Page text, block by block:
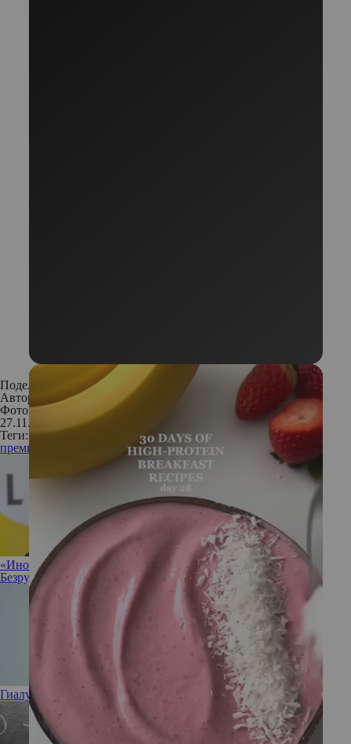
Поделиться:
Автор:
Редакция
Фото: архив пресс-службы
27.11.2017
Теги:
премия
МАРКА №1 В РОССИИ
«Иногда полезно разрешить себе ничего не делать»: Ирина
Безрукова не против прокрастинации
Гиалуроновая кислота: полезна или вредна